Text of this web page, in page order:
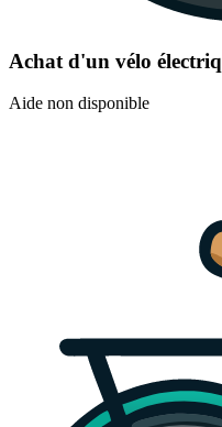
Achat d'un vélo
Aide non disponible